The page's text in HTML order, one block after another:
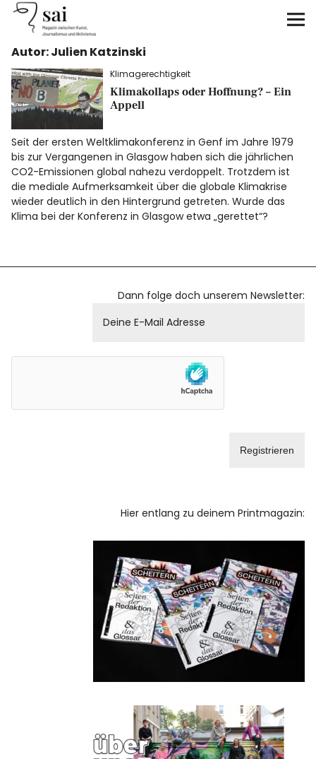
sai
Unterstützen
Klimagerechtigkeit
Antirassismus
Feminismen
Kunst&Literatur
FacebookInstagram
Autor: Julien Katzinski
Klimagerechtigkeit
Klimakollaps oder Hoffnung? – Ein
Appell
Seit der ersten Weltklimakonferenz in Genf im Jahre 1979
bis zur Vergangenen in Glasgow haben sich die jährlichen
CO2-Emissionen global nahezu verdoppelt. Trotzdem ist
die mediale Aufmerksamkeit über die globale Klimakrise
wieder deutlich in den Hintergrund getreten. Wurde das
Klima bei der Konferenz in Glasgow etwa „gerettet“?
Dann folge doch unserem Newsletter:
Hier entlang zu deinem Printmagazin: